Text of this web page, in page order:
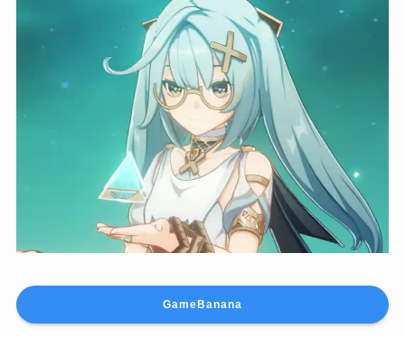
GameBanana
Rave Genie Faruzan